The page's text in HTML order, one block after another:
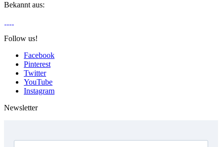
Bekannt aus:
Follow us!
Facebook
Pinterest
Twitter
YouTube
Instagram
Newsletter